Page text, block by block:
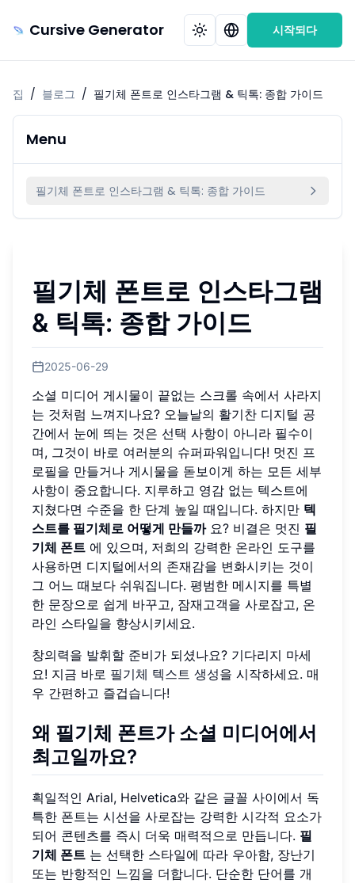
Cursive Generator 시작되다
집 / 블로그 / 필기체 폰트로 인스타그램 & 틱톡: 종합 가이드
Menu
필기체 폰트로 인스타그램 & 틱톡: 종합 가이드
필기체 폰트로 인스타그램
& 틱톡: 종합 가이드
2025-06-29
소셜 미디어 게시물이 끝없는 스크롤 속에서 사라지
는 것처럼 느껴지나요? 오늘날의 활기찬 디지털 공
간에서 눈에 띄는 것은 선택 사항이 아니라 필수이
며, 그것이 바로 여러분의 슈퍼파워입니다! 멋진 프
로필을 만들거나 게시물을 돋보이게 하는 모든 세부
사항이 중요합니다. 지루하고 영감 없는 텍스트에
지쳤다면 수준을 한 단계 높일 때입니다. 하지만 텍
스트를 필기체로 어떻게 만들까요? 비결은 멋진 필
기체 폰트 에 있으며, 저희의 강력한 온라인 도구를
사용하면 디지털에서의 존재감을 변화시키는 것이
그 어느 때보다 쉬워집니다. 평범한 메시지를 특별
한 문장으로 쉽게 바꾸고, 잠재고객을 사로잡고, 온
라인 스타일을 향상시키세요.
창의력을 발휘할 준비가 되셨나요? 기다리지 마세
요! 지금 바로 필기체 텍스트 생성을 시작하세요. 매
우 간편하고 즐겁습니다!
왜 필기체 폰트가 소셜 미디어에서
최고일까요?
획일적인 Arial, Helvetica와 같은 글꼴 사이에서 독
특한 폰트는 시선을 사로잡는 강력한 시각적 요소가
되어 콘텐츠를 즉시 더욱 매력적으로 만듭니다. 필
기체 폰트 는 선택한 스타일에 따라 우아함, 장난기
또는 반항적인 느낌을 더합니다. 단순한 단어를 개